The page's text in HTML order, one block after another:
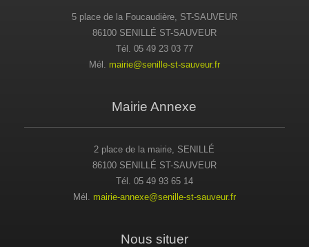
5 place de la Foucaudière, ST-SAUVEUR
86100 SENILLÉ ST-SAUVEUR
Tél. 05 49 23 03 77
Mél. mairie@senille-st-sauveur.fr
Mairie Annexe
2 place de la mairie, SENILLÉ
86100 SENILLÉ ST-SAUVEUR
Tél. 05 49 93 65 14
Mél. mairie-annexe@senille-st-sauveur.fr
Nous situer